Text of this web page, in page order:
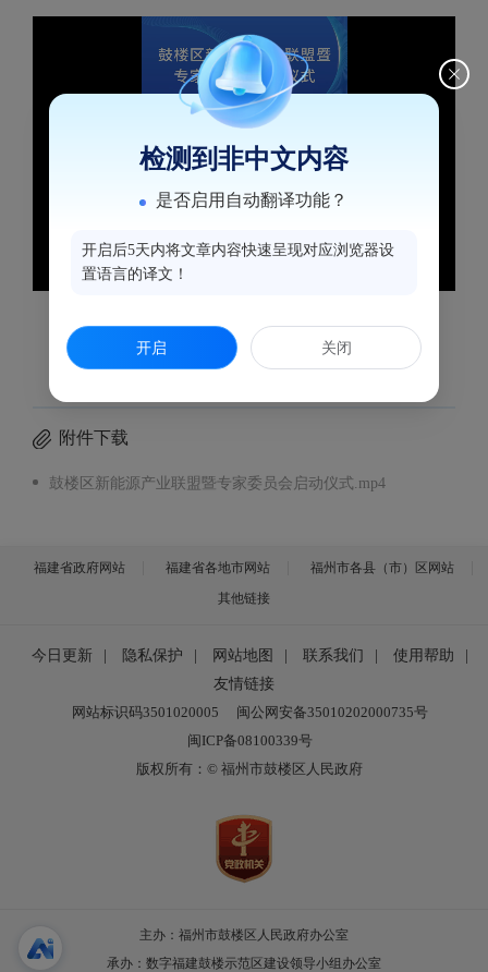
鼓楼区新能源产业联盟暨专家委员会启动仪式
附件下载
鼓楼区新能源产业联盟暨专家委员会启动仪式.mp4
福建省政府网站 福建省各地市网站
福州市各县（市）区网站
其他链接
今日更新 隐私保护 网站地图 联系我们 使用帮助
友情链接
网站标识码3501020005
闽公网安备35010202000735号
闽ICP备08100339号
版权所有：© 福州市鼓楼区人民政府
主办：福州市鼓楼区人民政府办公室
承办：数字福建鼓楼示范区建设领导小组办公室
检测到非中文内容
是否启用自动翻译功能？
开启后5天内将文章内容快速呈现对应浏览器设
置语言的译文！
开启 关闭